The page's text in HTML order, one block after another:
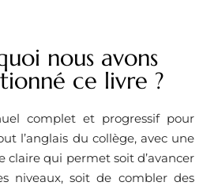
nous avons
ce livre ?
complet et progressif pour
l’anglais du collège, avec une
claire qui permet soit d’avancer
niveaux, soit de combler des